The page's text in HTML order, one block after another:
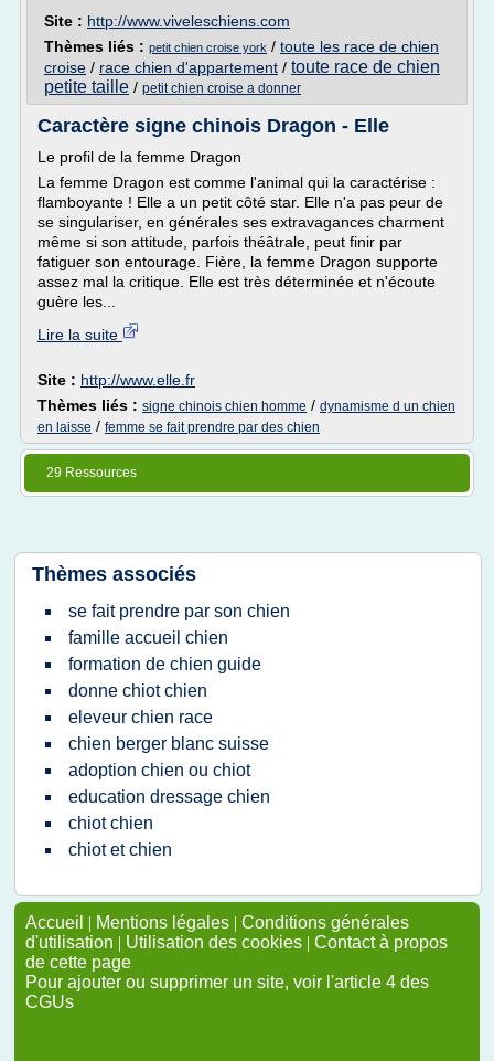
Site : http://www.viveleschiens.com
Thèmes liés : petit chien croise york / toute les race de chien
croise / race chien d'appartement / toute race de chien
petite taille / petit chien croise a donner
Caractère signe chinois Dragon - Elle
Le profil de la femme Dragon
La femme Dragon est comme l'animal qui la caractérise :
flamboyante ! Elle a un petit côté star. Elle n'a pas peur de
se singulariser, en générales ses extravagances charment
même si son attitude, parfois théâtrale, peut finir par
fatiguer son entourage. Fière, la femme Dragon supporte
assez mal la critique. Elle est très déterminée et n'écoute
guère les...
Lire la suite
Site : http://www.elle.fr
Thèmes liés : signe chinois chien homme / dynamisme d un chien
en laisse / femme se fait prendre par des chien
29 Ressources
Thèmes associés
se fait prendre par son chien
famille accueil chien
formation de chien guide
donne chiot chien
eleveur chien race
chien berger blanc suisse
adoption chien ou chiot
education dressage chien
chiot chien
chiot et chien
Accueil | Mentions légales | Conditions générales
d'utilisation | Utilisation des cookies | Contact à propos
de cette page
Pour ajouter ou supprimer un site, voir l'article 4 des
CGUs